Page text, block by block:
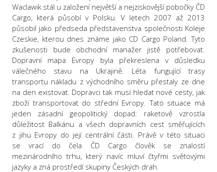
Waclawik stál u založení největší a nejziskovější pobočky ČD
Cargo, která působí v Polsku. V letech 2007 až 2013
působil jako předseda představenstva společnosti Koleje
Czeskie, kterou dnes známe jako CD Cargo Poland. Tyto
zkušenosti bude obchodní manažer jistě potřebovat.
Dopravní mapa Evropy byla překreslena v důsledku
válečného stavu na Ukrajině. Léta fungující trasy
transportu nákladu z východního směru přestaly ze dne
na den existovat. Dopravci tak musí hledat nové cesty, jak
zboží transportovat do střední Evropy. Tato situace má
jeden zásadní geopolitický dopad: raketově vzrostla
důležitost Balkánu a všech dopravních cest směřujících
z jihu Evropy do její centrální části. Právě v této situaci
se vrací do čela ČD Cargo člověk se znalostí
mezinárodního trhu, který navíc mluví čtyřmi světovými
jazyky a zná prostředí skupiny Českých drah.